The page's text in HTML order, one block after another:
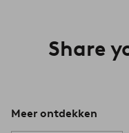
Share
Meer ontdekken